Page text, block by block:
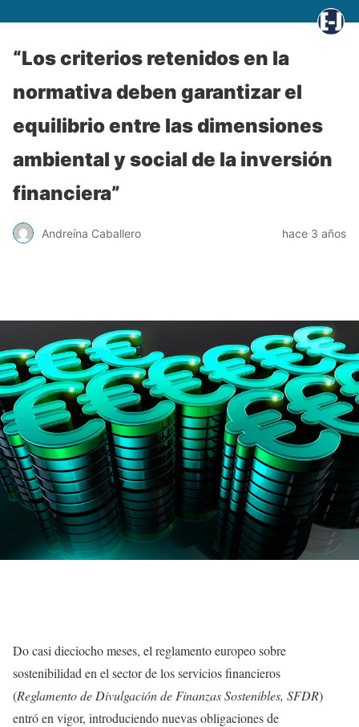
“Los criterios retenidos en la
normativa deben garantizar el
equilibrio entre las dimensiones
ambiental y social de la inversión
financiera”
Andreína Caballero hace 3 años
Do casi dieciocho meses, el reglamento europeo sobre
sostenibilidad en el sector de los servicios financieros
(Reglamento de Divulgación de Finanzas Sostenibles, SFDR)
entró en vigor, introduciendo nuevas obligaciones de